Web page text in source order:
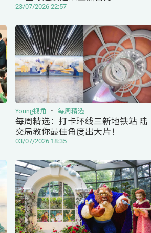
23/07/2026 22:57
每周精选：打卡环线三新地铁站 陆
交局教你最佳角度出大片！
Young视角 每周精选
03/07/2026 18:35